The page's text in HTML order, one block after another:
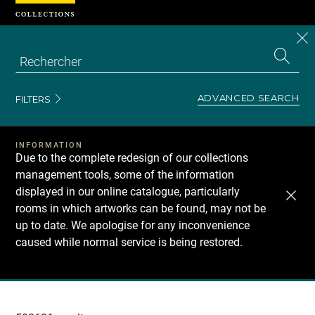
FILTERS ADVANCED SEARCH
INFORMATION
Due to the complete redesign of our collections
management tools, some of the information
displayed in our online catalogue, particularly
rooms in which artworks can be found, may not be
up to date. We apologise for any inconvenience
caused while normal service is being restored.
Recherche
Cookies management panel